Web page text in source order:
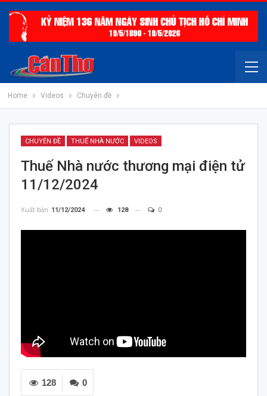
Home Videos Chuyên đề
CHUYÊN ĐỀ THUẾ NHÀ NƯỚC VIDEOS
Thuế Nhà nước thương mại điện tử
11/12/2024
Xuất bản 11/12/2024 128 0
0
128